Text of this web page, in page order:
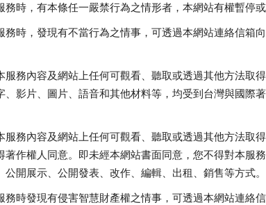
務時，有本條任一嚴禁行為之情形者，本網站有權暫停
務時，發現有不當行為之情事，可透過本網站連絡信箱
服務內容及網站上任何可觀看、聽取或透過其他方法取
、影片、圖片、語音和其他材料等，均受到台灣與國際
服務內容及網站上任何可觀看、聽取或透過其他方法取
著作權人同意。即未經本網站書面同意，您不得對本服
公開展示、公開發表、改作、編輯、出租、銷售等方式。
務時發現有侵害智慧財產權之情事，可透過本網站連絡